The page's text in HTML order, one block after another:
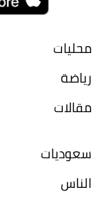
محليات
رياضة
مقالات
سعوديات
الناس